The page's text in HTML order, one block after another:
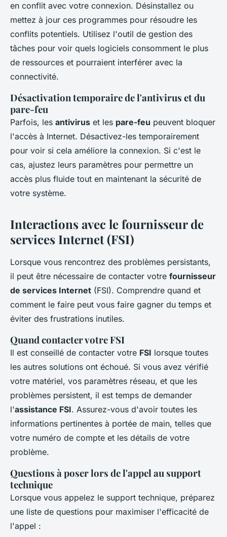
en conflit avec votre connexion. Désinstallez ou
mettez à jour ces programmes pour résoudre les
conflits potentiels. Utilisez l'outil de gestion des
tâches pour voir quels logiciels consomment le plus
de ressources et pourraient interférer avec la
connectivité.
Désactivation temporaire de l'antivirus et du
pare-feu
Parfois, les antivirus et les pare-feu peuvent bloquer
l'accès à Internet. Désactivez-les temporairement
pour voir si cela améliore la connexion. Si c'est le
cas, ajustez leurs paramètres pour permettre un
accès plus fluide tout en maintenant la sécurité de
votre système.
Interactions avec le fournisseur de
services Internet (FSI)
Lorsque vous rencontrez des problèmes persistants,
il peut être nécessaire de contacter votre fournisseur
de services Internet (FSI). Comprendre quand et
comment le faire peut vous faire gagner du temps et
éviter des frustrations inutiles.
Quand contacter votre FSI
Il est conseillé de contacter votre FSI lorsque toutes
les autres solutions ont échoué. Si vous avez vérifié
votre matériel, vos paramètres réseau, et que les
problèmes persistent, il est temps de demander
l'assistance FSI. Assurez-vous d'avoir toutes les
informations pertinentes à portée de main, telles que
votre numéro de compte et les détails de votre
problème.
Questions à poser lors de l'appel au support
technique
Lorsque vous appelez le support technique, préparez
une liste de questions pour maximiser l'efficacité de
l'appel :